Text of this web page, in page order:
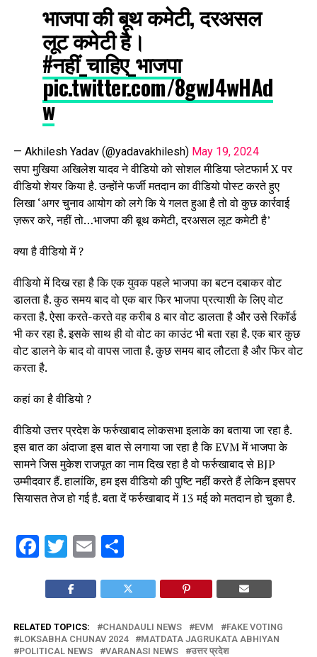
भाजपा की बूथ कमेटी, दरअसल
लूट कमेटी है।
#नहीं_चाहिए_भाजपा
pic.twitter.com/8gwJ4wHAd
w
— Akhilesh Yadav (@yadavakhilesh) May 19, 2024
सपा मुखिया अखिलेश यादव ने वीडियो को सोशल मीडिया प्लेटफार्म X पर
वीडियो शेयर किया है. उन्होंने फर्जी मतदान का वीडियो पोस्ट करते हुए
लिखा ‘अगर चुनाव आयोग को लगे कि ये गलत हुआ है तो वो कुछ कार्रवाई
ज़रूर करे, नहीं तो…भाजपा की बूथ कमेटी, दरअसल लूट कमेटी है’
क्या है वीडियो में ?
वीडियो में दिख रहा है कि एक युवक पहले भाजपा का बटन दबाकर वोट
डालता है. कुठ समय बाद वो एक बार फिर भाजपा प्रत्याशी के लिए वोट
करता है. ऐसा करते-करते वह करीब 8 बार वोट डालता है और उसे रिकॉर्ड
भी कर रहा है. इसके साथ ही वो वोट का काउंट भी बता रहा है. एक बार कुछ
वोट डालने के बाद वो वापस जाता है. कुछ समय बाद लौटता है और फिर वोट
करता है.
कहां का है वीडियो ?
वीडियो उत्तर प्रदेश के फर्रुखाबाद लोकसभा इलाके का बताया जा रहा है.
इस बात का अंदाजा इस बात से लगाया जा रहा है कि EVM में भाजपा के
सामने जिस मुकेश राजपूत का नाम दिख रहा है वो फर्रुखाबाद से BJP
उम्मीदवार हैं. हालांकि, हम इस वीडियो की पुष्टि नहीं करते हैं लेकिन इसपर
सियासत तेज हो गई है. बता दें फर्रुखाबाद में 13 मई को मतदान हो चुका है.
Facebook
Twitter
EmailShare
RELATED TOPICS: CHANDAULI NEWS EVM
FAKE VOTING
LOKSABHA CHUNAV 2024
MATDATA JAGRUKATA ABHIYAN
POLITICAL NEWS
VARANASI NEWS
उत्तर प्रदेश